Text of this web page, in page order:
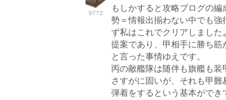
9772
もしかすると攻略ブログの
勢＝情報出揃わない中でも強
ず私はこれでクリアしまし
提案であり、甲相手に勝ち筋
と言った事情ゆえです。
丙の敵艦隊は随伴も旗艦も
さすがに固いが、それも甲
弾着をするという基本がで